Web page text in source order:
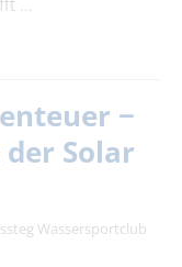
−
Solar
Wassersportclub